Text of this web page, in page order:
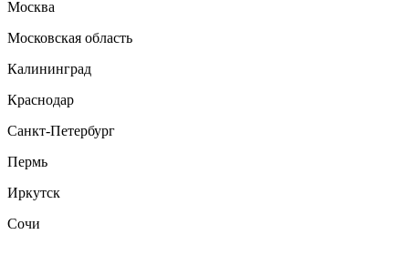
Москва
Московская область
Калининград
Краснодар
Санкт-Петербург
Пермь
Иркутск
Сочи